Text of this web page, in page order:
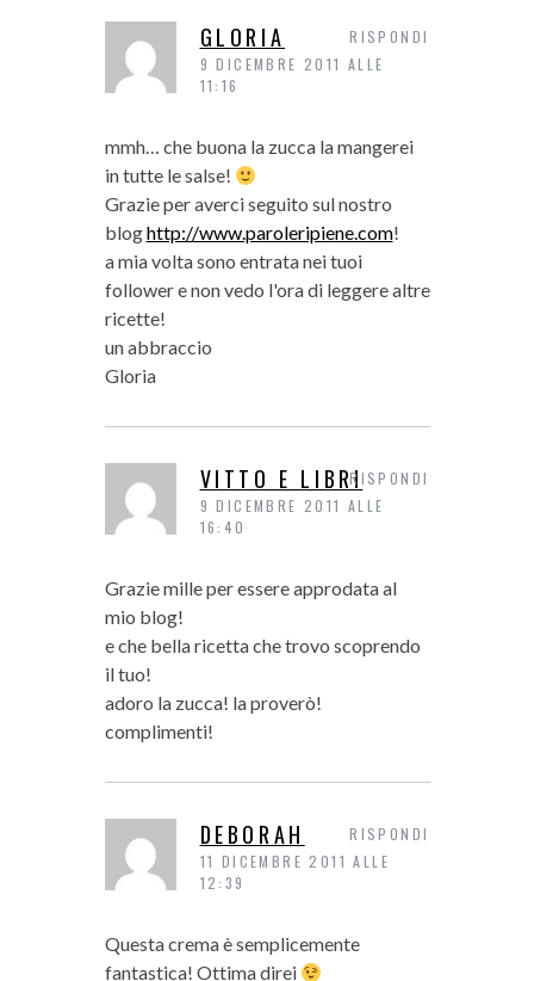
GLORIA
9 DICEMBRE 2011 ALLE
11:16
mmh… che buona la zucca la mangerei
in tutte le salse!
Grazie per averci seguito sul nostro
bloghttp://www.paroleripiene.com!
a mia volta sono entrata nei tuoi
follower e non vedo l'ora di leggere altre
ricette!
un abbraccio
Gloria
RISPONDI
VITTO E LIBRI
9 DICEMBRE 2011 ALLE
16:40
Grazie mille per essere approdata al
mio blog!
e che bella ricetta che trovo scoprendo
il tuo!
adoro la zucca! la proverò!
complimenti!
RISPONDI
DEBORAH
11 DICEMBRE 2011 ALLE
12:39
Questa crema è semplicemente
fantastica! Ottima direi
RISPONDI